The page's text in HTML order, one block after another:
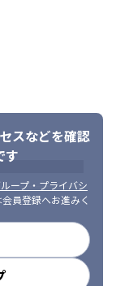
などが中心
界に対応
り異なる）
ク運用
二次対応）
保守
デスク（二次対
スなどを確認
す
ープ・プライバシ
員登録へお進みく